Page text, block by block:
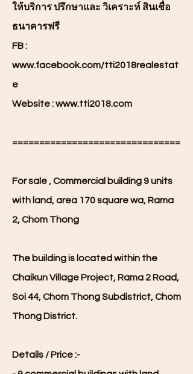
ให้บริการ ปรึกษาและ วิเคราะห์ สินเชื่อ
ธนาคารฟรี
FB :
www.facebook.com/tti2018realestat
e
Website :www.tti2018.com
===============================
For sale , Commercial building 9 units
with land, area 170 square wa, Rama
2, Chom Thong
The building is located within the
Chaikun Village Project, Rama 2 Road,
Soi 44, Chom Thong Subdistrict, Chom
Thong District.
Details / Price :-